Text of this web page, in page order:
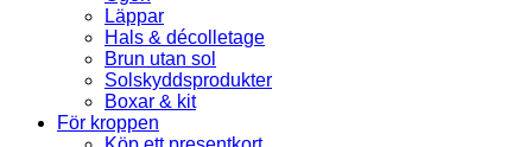
Läppar
Hals & décolletage
Brun utan sol
Solskyddsprodukter
Boxar & kit
För kroppen